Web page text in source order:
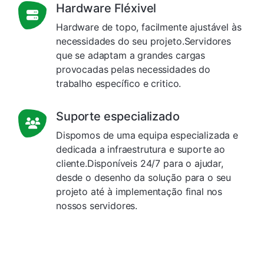
Hardware Fléxivel
Hardware de topo, facilmente ajustável às
necessidades do seu projeto.Servidores
que se adaptam a grandes cargas
provocadas pelas necessidades do
trabalho específico e critico.
Suporte especializado
Dispomos de uma equipa especializada e
dedicada a infraestrutura e suporte ao
cliente.Disponíveis 24/7 para o ajudar,
desde o desenho da solução para o seu
projeto até à implementação final nos
nossos servidores.